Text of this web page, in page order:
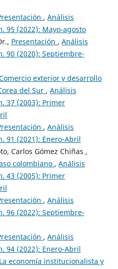
, Análisis
95 (2022): Mayo-agosto
Presentación , Análisis
90 (2020): Septiembre-
exterior y desarrollo
del Sur , Análisis
37 (2003): Primer
, Análisis
91 (2021): Enero-Abril
Carlos Gómez Chiñas ,
colombiano , Análisis
43 (2005): Primer
, Análisis
96 (2022): Septiembre-
, Análisis
94 (2022): Enero-Abril
La economía institucionalista y